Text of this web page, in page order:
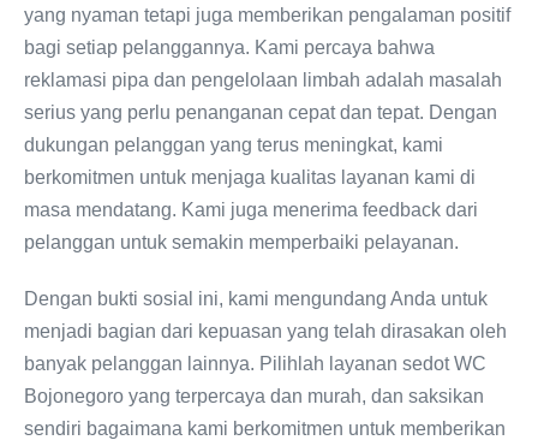
yang nyaman tetapi juga memberikan pengalaman positif
bagi setiap pelanggannya. Kami percaya bahwa
reklamasi pipa dan pengelolaan limbah adalah masalah
serius yang perlu penanganan cepat dan tepat. Dengan
dukungan pelanggan yang terus meningkat, kami
berkomitmen untuk menjaga kualitas layanan kami di
masa mendatang. Kami juga menerima feedback dari
pelanggan untuk semakin memperbaiki pelayanan.
Dengan bukti sosial ini, kami mengundang Anda untuk
menjadi bagian dari kepuasan yang telah dirasakan oleh
banyak pelanggan lainnya. Pilihlah layanan sedot WC
Bojonegoro yang terpercaya dan murah, dan saksikan
sendiri bagaimana kami berkomitmen untuk memberikan